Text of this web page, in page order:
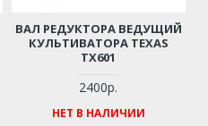
ВАЛ РЕДУКТОРА ВЕДУЩИЙ
КУЛЬТИВАТОРА TEXAS
TX601
2400р.
НЕТ В НАЛИЧИИ